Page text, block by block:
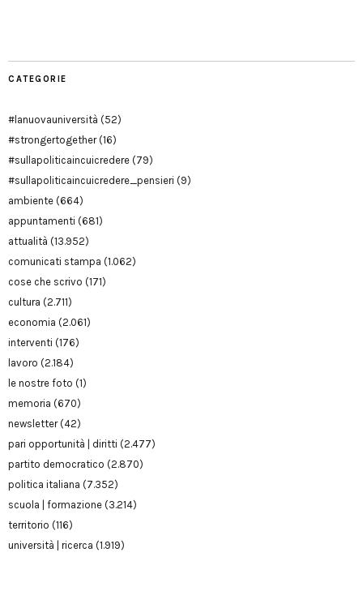
CATEGORIE
#lanuovauniversità (52)
#strongertogether(16)
#sullapoliticaincuicredere (79)
#sullapoliticaincuicredere_pensieri (9)
ambiente (664)
appuntamenti (681)
attualità (13.952)
comunicati stampa (1.062)
cose che scrivo (171)
cultura (2.711)
economia (2.061)
interventi (176)
lavoro (2.184)
le nostre foto (1)
memoria (670)
newsletter(42)
pari opportunità | diritti (2.477)
partito democratico (2.870)
politica italiana (7.352)
scuola | formazione (3.214)
territorio (116)
università | ricerca (1.919)